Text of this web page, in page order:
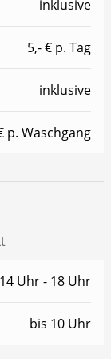
inklusive
5,- € p. Tag
inklusive
p. Waschgang
14 Uhr - 18 Uhr
bis 10 Uhr